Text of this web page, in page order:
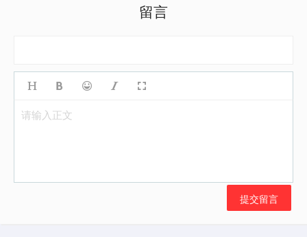
留言
请输入正文
提交留言